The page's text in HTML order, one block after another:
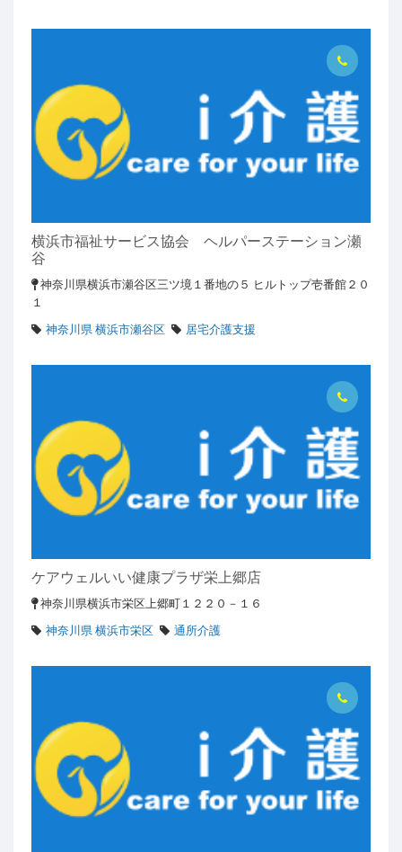
横浜市福祉サービス協会 ヘルパーステーション瀬
谷
神奈川県横浜市瀬谷区三ツ境１番地の５ ヒルトップ壱番館２０
１
神奈川県 横浜市瀬谷区
居宅介護支援
ケアウェルいい健康プラザ栄上郷店
神奈川県横浜市栄区上郷町１２２０－１６
神奈川県 横浜市栄区
通所介護